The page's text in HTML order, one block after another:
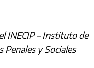
INECIP – Instituto de
Penales y Sociales